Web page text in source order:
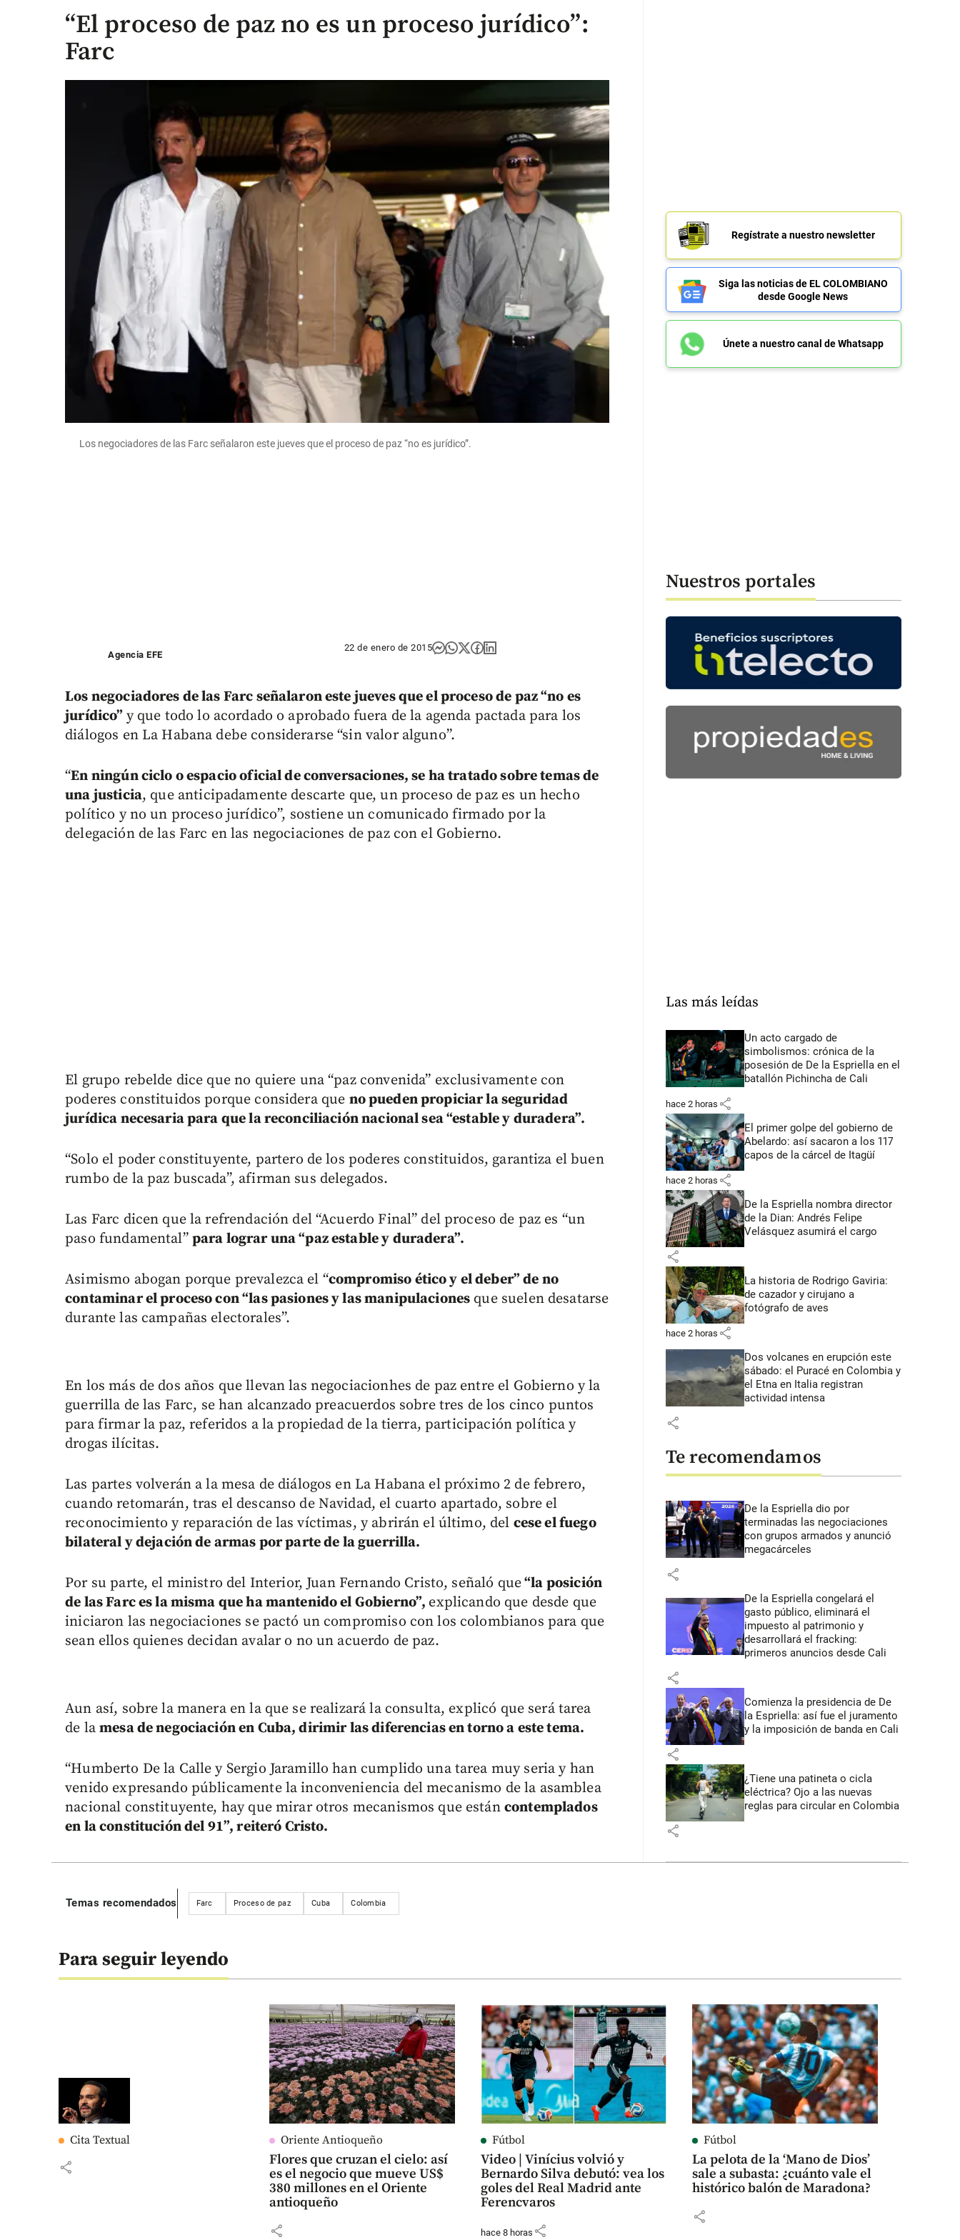
“El proceso de paz no es un proceso jurídico”:
Farc
Los negociadores de las Farc señalaron este jueves que el proceso de paz “no es jurídico”.
Agencia EFE
22 de enero de 2015
Los negociadores de las Farc señalaron este jueves que el proceso de paz “no es
jurídico” y que todo lo acordado o aprobado fuera de la agenda pactada para los
diálogos en La Habana debe considerarse “sin valor alguno”.
“En ningún ciclo o espacio oficial de conversaciones, se ha tratado sobre temas de
una justicia, que anticipadamente descarte que, un proceso de paz es un hecho
político y no un proceso jurídico”, sostiene un comunicado firmado por la
delegación de las Farc en las negociaciones de paz con el Gobierno.
El grupo rebelde dice que no quiere una “paz convenida” exclusivamente con
poderes constituidos porque considera que no pueden propiciar la seguridad
jurídica necesaria para que la reconciliación nacional sea “estable y duradera”.
“Solo el poder constituyente, partero de los poderes constituidos, garantiza el buen
rumbo de la paz buscada”, afirman sus delegados.
Las Farc dicen que la refrendación del “Acuerdo Final” del proceso de paz es “un
paso fundamental” para lograr una “paz estable y duradera”.
Asimismo abogan porque prevalezca el “compromiso ético y el deber” de no
contaminar el proceso con “las pasiones y las manipulaciones que suelen desatarse
durante las campañas electorales”.
En los más de dos años que llevan las negociacionhes de paz entre el Gobierno y la
guerrilla de las Farc, se han alcanzado preacuerdos sobre tres de los cinco puntos
para firmar la paz, referidos a la propiedad de la tierra, participación política y
drogas ilícitas.
Las partes volverán a la mesa de diálogos en La Habana el próximo 2 de febrero,
cuando retomarán, tras el descanso de Navidad, el cuarto apartado, sobre el
reconocimiento y reparación de las víctimas, y abrirán el último, del cese el fuego
bilateral y dejación de armas por parte de la guerrilla.
Por su parte, el ministro del Interior, Juan Fernando Cristo, señaló que“la posición
de las Farc es la misma que ha mantenido el Gobierno”, explicando que desde que
iniciaron las negociaciones se pactó un compromiso con los colombianos para que
sean ellos quienes decidan avalar o no un acuerdo de paz.
Aun así, sobre la manera en la que se realizará la consulta, explicó que será tarea
de lamesa de negociación en Cuba, dirimir las diferencias en torno a este tema.
“Humberto De la Calle y Sergio Jaramillo han cumplido una tarea muy seria y han
venido expresando públicamente la inconveniencia del mecanismo de la asamblea
nacional constituyente, hay que mirar otros mecanismos que están contemplados
en la constitución del 91”, reiteró Cristo.
Regístrate a nuestro newsletter
Siga las noticias de EL COLOMBIANO
desde Google News
Únete a nuestro canal de Whatsapp
Nuestros portales
Las más leídas
Un acto cargado de
simbolismos: crónica de la
posesión de De la Espriella en el
batallón Pichincha de Cali
hace 2 horas share
El primer golpe del gobierno de
Abelardo: así sacaron a los 117
capos de la cárcel de Itagüí
hace 2 horas share
De la Espriella nombra director
de la Dian: Andrés Felipe
Velásquez asumirá el cargo
share
La historia de Rodrigo Gaviria:
de cazador y cirujano a
fotógrafo de aves
hace 2 horas share
Dos volcanes en erupción este
sábado: el Puracé en Colombia y
el Etna en Italia registran
actividad intensa
share
Te recomendamos
De la Espriella dio por
terminadas las negociaciones
con grupos armados y anunció
megacárceles
share
De la Espriella congelará el
gasto público, eliminará el
impuesto al patrimonio y
desarrollará el fracking:
primeros anuncios desde Cali
share
Comienza la presidencia de De
la Espriella: así fue el juramento
y la imposición de banda en Cali
share
¿Tiene una patineta o cicla
eléctrica? Ojo a las nuevas
reglas para circular en Colombia
share
Temas recomendados Farc Proceso de paz Cuba Colombia
Para seguir leyendo
Cita Textual
share
Oriente Antioqueño
Flores que cruzan el cielo: así
es el negocio que mueve US$
380 millones en el Oriente
antioqueño
share
Fútbol
Video | Vinícius volvió y
Bernardo Silva debutó: vea los
goles del Real Madrid ante
Ferencvaros
hace 8 horas share
Fútbol
La pelota de la ‘Mano de Dios’
sale a subasta: ¿cuánto vale el
histórico balón de Maradona?
share